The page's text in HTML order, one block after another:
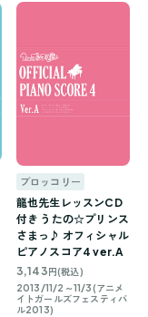
ブロッコリー
龍也先生レッスンCD
付き うたの☆プリンス
さまっ♪ オフィシャル
ピアノスコア4 ver.A
3,143円(税込)
2013/11/2～11/3(アニメ
イトガールズフェスティバ
ル2013)